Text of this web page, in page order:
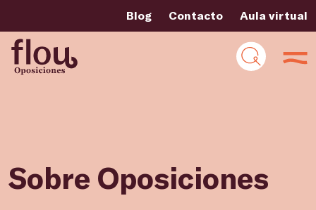
Blog Contacto Aula virtual
Sobre Oposiciones